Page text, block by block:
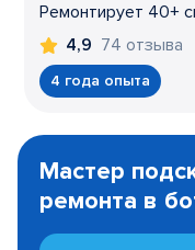
Ремонтирует 40+
4,9 74 отзыва
4 года опыта
1
Мастер
ремонта в